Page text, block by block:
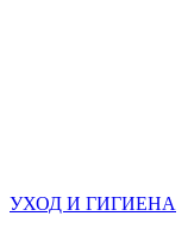
УХОД И ГИГИЕНА